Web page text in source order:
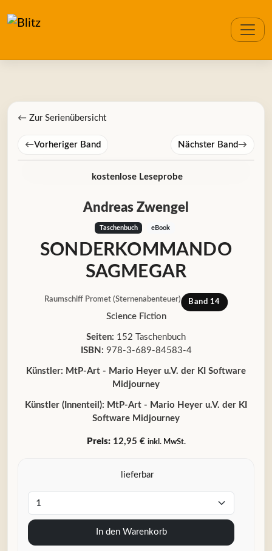
← Zur Serienübersicht
←Vorheriger Band Nächster Band→
kostenlose Leseprobe
Andreas Zwengel
Taschenbuch eBook
SONDERKOMMANDO
SAGMEGAR
Raumschiff Promet (Sternenabenteuer) Band 14
Science Fiction
Seiten: 152 Taschenbuch
ISBN: 978-3-689-84583-4
Künstler: MtP-Art - Mario Heyer u.V. der KI Software
Midjourney
Künstler (Innenteil): MtP-Art - Mario Heyer u.V. der KI
Software Midjourney
Preis:12,95 € inkl. MwSt.
lieferbar
In den Warenkorb